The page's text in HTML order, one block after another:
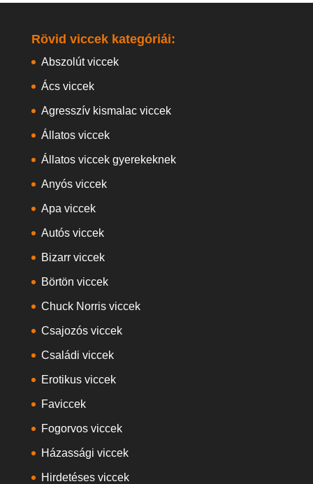
Rövid viccek kategóriái:
Abszolút viccek
Ács viccek
Agresszív kismalac viccek
Állatos viccek
Állatos viccek gyerekeknek
Anyós viccek
Apa viccek
Autós viccek
Bizarr viccek
Börtön viccek
Chuck Norris viccek
Csajozós viccek
Családi viccek
Erotikus viccek
Faviccek
Fogorvos viccek
Házassági viccek
Hirdetéses viccek